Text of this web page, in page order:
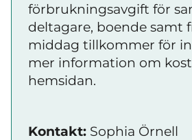
förbrukningsavgift för
deltagare, boende samt
middag tillkommer för
mer information om
hemsidan.
Kontakt: Sophia Örnell